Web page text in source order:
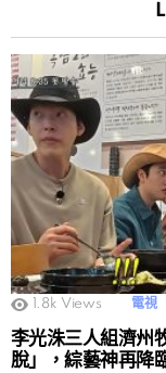
1.8k Views 電視
李光洙三人組濟州
脫」，綜藝神再降